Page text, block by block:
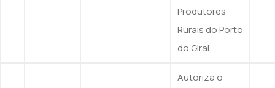
Produtores
Rurais do Porto
do Giral.
Autoriza o